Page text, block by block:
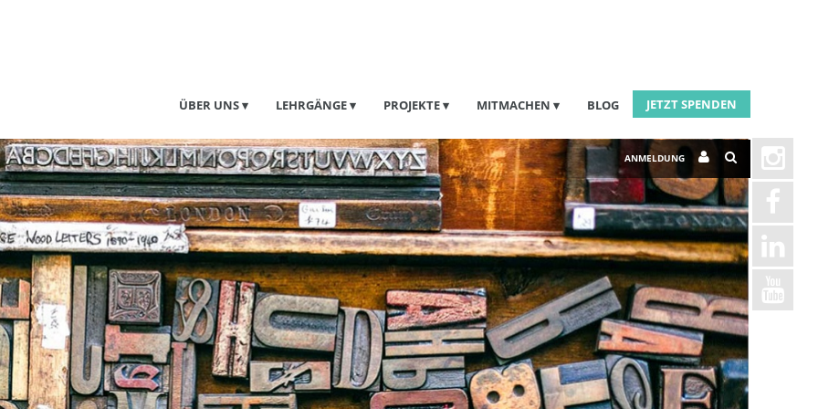
ÜBER UNS
LEHRGÄNGE PROJEKTE MITMACHEN BLOG JETZT SPENDEN
ANMELDUNG